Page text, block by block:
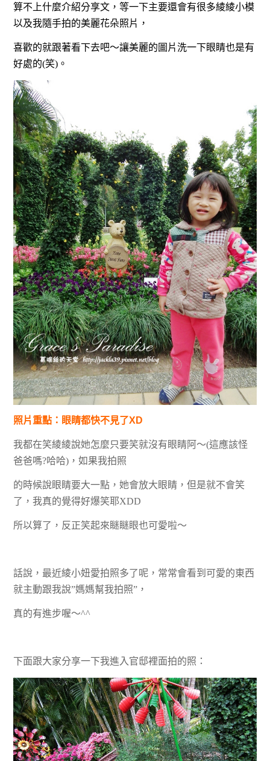
算不上什麼介紹分享文，等一下主要還會有很多綾綾小模
以及我隨手拍的美麗花朵照片，
喜歡的就跟著看下去吧～讓美麗的圖片洗一下眼睛也是有
好處的(笑)。
照片重點：眼睛都快不見了XD
我都在笑綾綾說她怎麼只要笑就沒有眼睛阿～(這應該怪
爸爸嗎?哈哈)，如果我拍照
的時候說眼睛要大一點，她會放大眼睛，但是就不會笑
了，我真的覺得好爆笑耶XDD
所以算了，反正笑起來瞇瞇眼也可愛啦～
話說，最近綾小妞愛拍照多了呢，常常會看到可愛的東西
就主動跟我說”媽媽幫我拍照”，
真的有進步喔～^^
下面跟大家分享一下我進入官邸裡面拍的照：